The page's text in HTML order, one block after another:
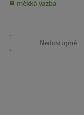
5
hvězdiček
měkká vazba
Nedostupné